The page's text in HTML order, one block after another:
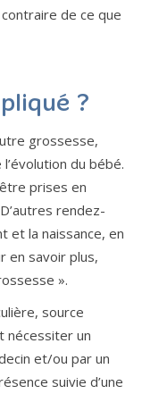
de ce que
?
grossesse,
du bébé.
prises en
rendez-
et la naissance, en
en savoir plus,
».
source
nécessiter un
et/ou par un
suivie d’une